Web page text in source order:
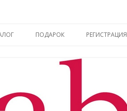
ПОДАРОК РЕГИСТРАЦИЯ